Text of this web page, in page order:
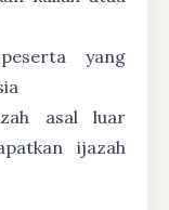
yang
asal luar
ijazah